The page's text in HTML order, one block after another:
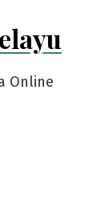
Online